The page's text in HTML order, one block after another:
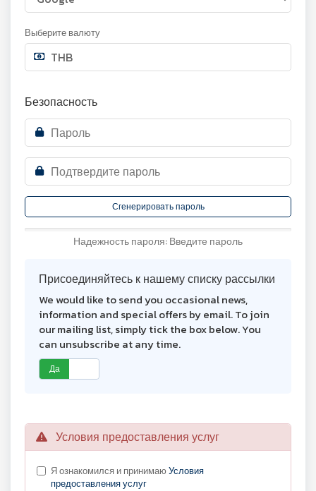
Выберите валюту
Безопасность
Сгенерировать пароль
Надежность пароля: Введите пароль
Присоединяйтесь к нашему списку рассылки
We would like to send you occasional news,
information and special offers by email. To join
our mailing list, simply tick the box below. You
can unsubscribe at any time.
Да
Условия предоставления услуг
Я ознакомился и принимаюУсловия
предоставления услуг